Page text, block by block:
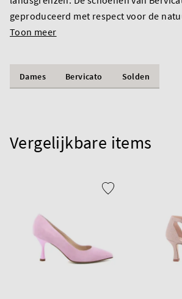
geproduceerd met respect voor de
Toon meer
Dames Bervicato Solden
Vergelijkbare items